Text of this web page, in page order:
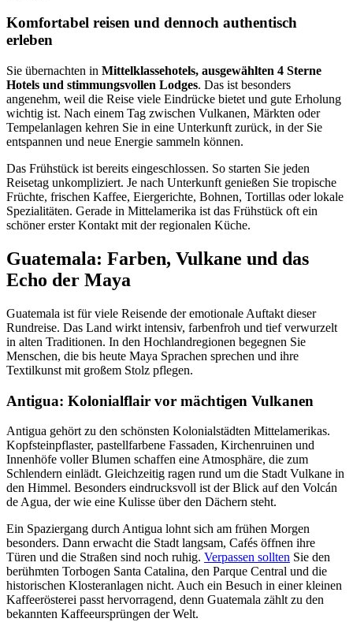
Komfortabel reisen und dennoch authentisch
erleben
Sie übernachten in Mittelklassehotels, ausgewählten 4 Sterne
Hotels und stimmungsvollen Lodges. Das ist besonders
angenehm, weil die Reise viele Eindrücke bietet und gute Erholung
wichtig ist. Nach einem Tag zwischen Vulkanen, Märkten oder
Tempelanlagen kehren Sie in eine Unterkunft zurück, in der Sie
entspannen und neue Energie sammeln können.
Das Frühstück ist bereits eingeschlossen. So starten Sie jeden
Reisetag unkompliziert. Je nach Unterkunft genießen Sie tropische
Früchte, frischen Kaffee, Eiergerichte, Bohnen, Tortillas oder lokale
Spezialitäten. Gerade in Mittelamerika ist das Frühstück oft ein
schöner erster Kontakt mit der regionalen Küche.
Guatemala: Farben, Vulkane und das
Echo der Maya
Guatemala ist für viele Reisende der emotionale Auftakt dieser
Rundreise. Das Land wirkt intensiv, farbenfroh und tief verwurzelt
in alten Traditionen. In den Hochlandregionen begegnen Sie
Menschen, die bis heute Maya Sprachen sprechen und ihre
Textilkunst mit großem Stolz pflegen.
Antigua: Kolonialflair vor mächtigen Vulkanen
Antigua gehört zu den schönsten Kolonialstädten Mittelamerikas.
Kopfsteinpflaster, pastellfarbene Fassaden, Kirchenruinen und
Innenhöfe voller Blumen schaffen eine Atmosphäre, die zum
Schlendern einlädt. Gleichzeitig ragen rund um die Stadt Vulkane in
den Himmel. Besonders eindrucksvoll ist der Blick auf den Volcán
de Agua, der wie eine Kulisse über den Dächern steht.
Ein Spaziergang durch Antigua lohnt sich am frühen Morgen
besonders. Dann erwacht die Stadt langsam, Cafés öffnen ihre
Türen und die Straßen sind noch ruhig. Verpassen sollten Sie den
berühmten Torbogen Santa Catalina, den Parque Central und die
historischen Klosteranlagen nicht. Auch ein Besuch in einer kleinen
Kaffeerösterei passt hervorragend, denn Guatemala zählt zu den
bekannten Kaffeeursprüngen der Welt.